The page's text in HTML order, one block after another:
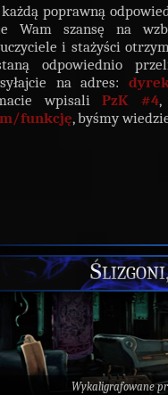
poprawną
Wam szansę na
i stażyści
odpowiednio
na adres:
wpisali PzK #4,
funkcję, byśmy
Wykaligrafowane